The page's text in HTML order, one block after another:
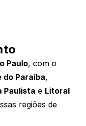
Paulo, com o
do Paraíba,
Paulista e Litoral
regiões de